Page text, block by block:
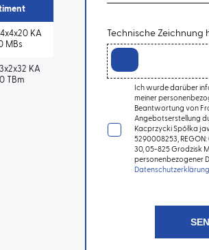
KA
MBs
KA
TBm
Technische Zeichnung
Ich wurde darüber
meiner
Beantwortung von
Angebotserstellung
Kacprzycki Spółka
5290008253, REGON:
30, 05-825 Grodzisk
personenbezogener
Datenschutzerklärung